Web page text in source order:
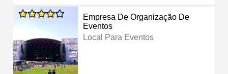
Empresa De Organização De
Eventos
Local Para Eventos